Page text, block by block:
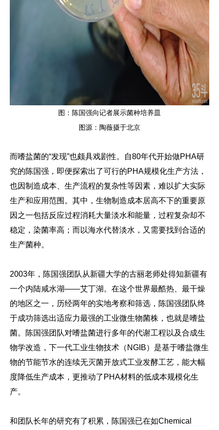
图：陈国强向记者展示菌种培养皿
图源：陶薇摄于北京
而嗜盐菌的“发现”也颇具戏剧性。自80年代开始做PHA研
究的陈国强，即便探索出了可行的PHA规模化生产方法，
也因制造成本、生产流程的复杂性等因素，难以扩大实际
生产和应用范围。其中，生物制造成本居高不下的重要原
因之一包括反应过程消耗大量淡水和能量，过程复杂却不
稳定，染菌率高；而以海水代替淡水，又需要找到合适的
生产菌种。
2003年，陈国强团队从新疆大学的古丽老师处得知新疆有
一个内陆咸水湖——艾丁湖。在这个世界最酷热、最干燥
的地区之一，历经两年的实地考察和筛选，陈国强团队终
于成功筛选出适应力最强的工业微生物菌株，也就是嗜盐
菌。陈国强团队对嗜盐菌进行多年的代谢工程以及合成生
物学改造，下一代工业生物技术（NGIB）是基于嗜盐微生
物的节能节水的连续无灭菌开放式工业发酵工艺，能大幅
度降低生产成本，更推动了PHA材料的低成本规模化生
产。
和团队长年的研究有了积累，陈国强已在如Chemical